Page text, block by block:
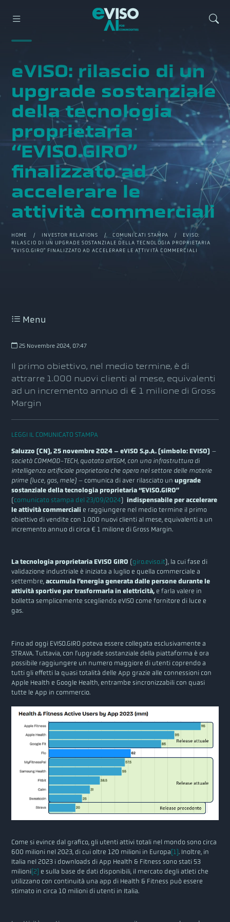
eVISO: rilascio di un
upgrade sostanziale
della tecnologia
proprietaria
“EVISO.GIRO”
finalizzato ad
accelerare le
attività commerciali
HOME / INVESTOR RELATIONS /COMUNICATI STAMPA / EVISO:
RILASCIO DI UN UPGRADE SOSTANZIALE DELLA TECNOLOGIA PROPRIETARIA
“EVISO.GIRO” FINALIZZATO AD ACCELERARE LE ATTIVITÀ COMMERCIALI
Menu
25 Novembre 2024, 07:47
Il primo obiettivo, nel medio termine, è di
attrarre 1.000 nuovi clienti al mese, equivalenti
ad un incremento annuo di € 1 milione di Gross
Margin
LEGGI IL COMUNICATO STAMPA
Saluzzo (CN), 25 novembre 2024 – eVISO S.p.A. (simbolo: EVISO) –
società COMMOD-TECH, quotata all’EGM, con una infrastruttura di
intelligenza artificiale proprietaria che opera nel settore delle materie
prime (luce, gas, mele) – comunica di aver rilasciato unupgrade
sostanziale della tecnologia proprietaria “EVISO.GIRO”
(comunicato stampa del 23/09/2024) indispensabile per accelerare
le attività commerciali e raggiungere nel medio termine il primo
obiettivo di vendite con 1.000 nuovi clienti al mese, equivalenti a un
incremento annuo di circa € 1 milione di Gross Margin.
La tecnologia proprietaria EVISO GIRO (giro.eviso.it), la cui fase di
validazione industriale è iniziata a luglio e quella commerciale a
settembre,accumula l’energia generata dalle persone durante le
attività sportive per trasformarla in elettricità, e farla valere in
bolletta semplicemente scegliendo eVISO come fornitore di luce e
gas.
Fino ad oggi EVISO.GIRO poteva essere collegata esclusivamente a
STRAVA. Tuttavia, con l’upgrade sostanziale della piattaforma è ora
possibile raggiungere un numero maggiore di utenti coprendo a
tutti gli effetti la quasi totalità delle App grazie alle connessioni con
Apple Health e Google Health, entrambe sincronizzabili con quasi
tutte le App in commercio.
Come si evince dal grafico, gli utenti attivi totali nel mondo sono circa
600 milioni nel 2023, di cui oltre 120 milioni in Europa[1]. Inoltre, in
Italia nel 2023 i downloads di App Health & Fitness sono stati 53
milioni[2] e sulla base de dati disponibili, il mercato degli atleti che
utilizzano con continuità una app di Health & Fitness può essere
stimato in circa 10 milioni di utenti in Italia.